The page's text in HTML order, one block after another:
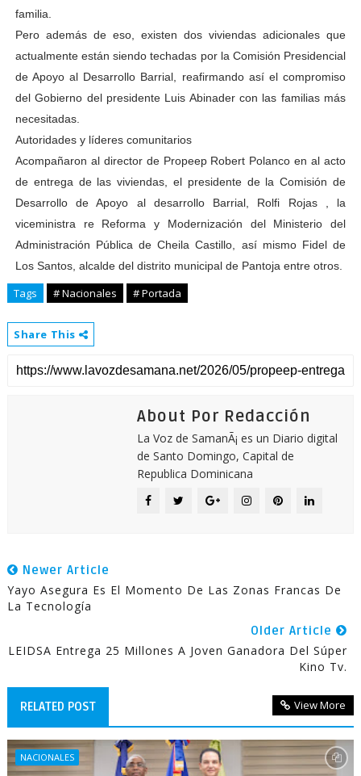
familia.
Pero además de eso, existen dos viviendas adicionales que
actualmente están siendo techadas por la Comisión Presidencial
de Apoyo al Desarrollo Barrial, reafirmando así el compromiso
del Gobierno del presidente Luis Abinader con las familias más
necesitadas.
Autoridades y líderes comunitarios
Acompañaron al director de Propeep Robert Polanco en al acto
de entrega de las viviendas, el presidente de la Comisión de
Desarrollo de Apoyo al desarrollo Barrial, Rolfi Rojas , la
viceministra re Reforma y Modernización del Ministerio del
Administración Pública de Cheila Castillo, así mismo Fidel de
Los Santos, alcalde del distrito municipal de Pantoja entre otros.
Tags # Nacionales # Portada
Share This
About Por Redacción
La Voz de SamanÃ¡ es un Diario digital
de Santo Domingo, Capital de
Republica Dominicana
Newer Article
Yayo Asegura Es El Momento De Las Zonas Francas De
La Tecnología
Older Article
LEIDSA Entrega 25 Millones A Joven Ganadora Del Súper
Kino Tv.
RELATED POST View More
NACIONALES